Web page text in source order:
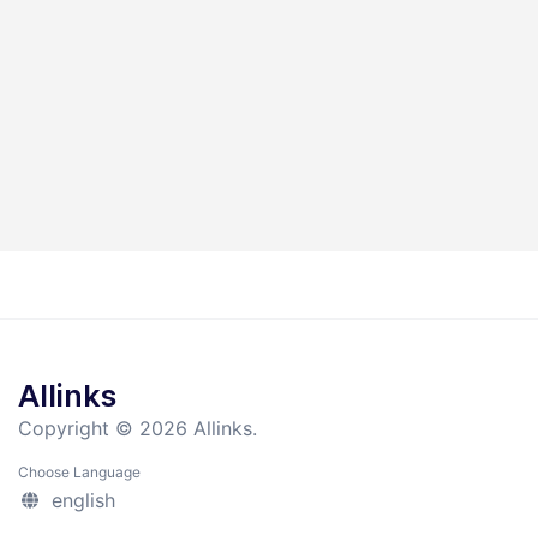
Allinks
Copyright © 2026 Allinks.
Choose Language
english